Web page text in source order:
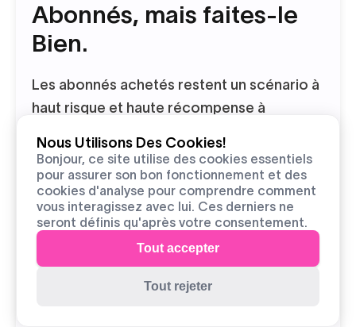
Abonnés, mais faites-le
Bien.
Les abonnés achetés restent un scénario à
haut risque et haute récompense à
nouveaux comptes la capacité de lutter
contre les anciennes marques et soient
même utilisés par de plus grands comptes
pour relancer leur engagement lorsqu'un
coup de pouce supplémentaire est
nécessaire, ce n'est pas sans
conséquences. Assurez-vous d'utiliser des
Nous Utilisons Des Cookies!
Bonjour, ce site utilise des cookies essentiels
pour assurer son bon fonctionnement et des
cookies d'analyse pour comprendre comment
vous interagissez avec lui. Ces derniers ne
seront définis qu'après votre consentement.
Tout accepter
Tout rejeter